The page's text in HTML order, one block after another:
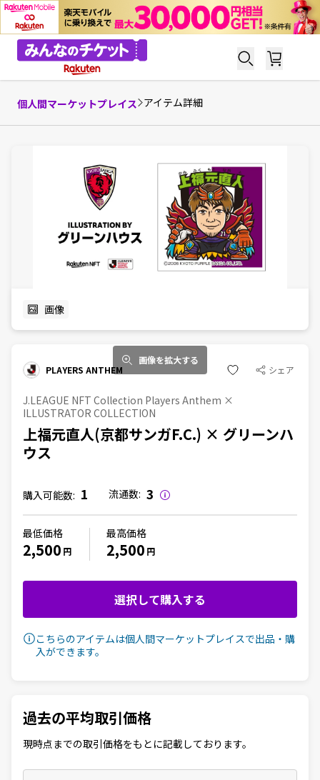
個人間マーケットプレイス アイテム詳細
画像を拡大する
画像
PLAYERS ANTHEM シェア
J.LEAGUE NFT Collection Players Anthem ×
ILLUSTRATOR COLLECTION
上福元直人(京都サンガF.C.) × グリーンハ
ウス
購入可能数: 1 流通数: 3
最低価格
2,500 円
最高価格
2,500 円
選択して購入する
こちらのアイテムは個人間マーケットプレイスで出品・購
入ができます。
過去の平均取引価格
現時点までの取引価格をもとに記載しております。